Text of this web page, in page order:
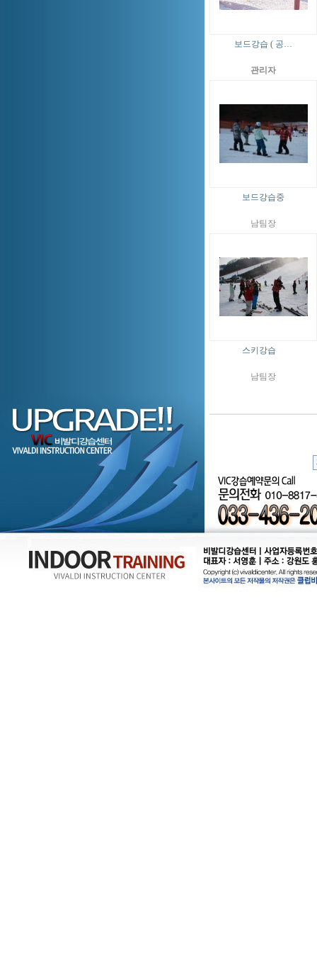
보드강습 ( 공…
관리자
보드강습중
남팀장
스키강습
남팀장